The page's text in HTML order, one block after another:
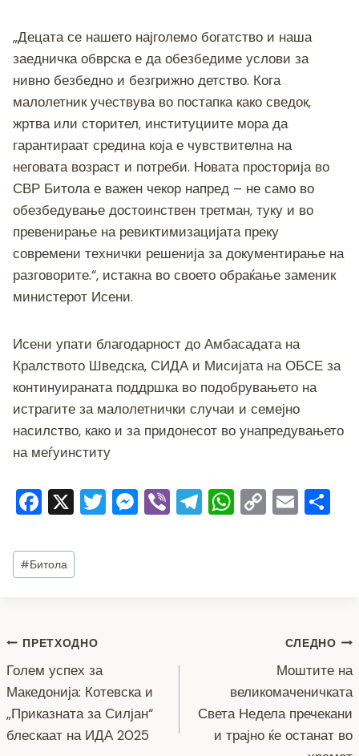
„Децата се нашето најголемо богатство и наша
заедничка обврска е да обезбедиме услови за
нивно безбедно и безгрижно детство. Кога
малолетник учествува во постапка како сведок,
жртва или сторител, институциите мора да
гарантираат средина која е чувствителна на
неговата возраст и потреби. Новата просторија во
СВР Битола е важен чекор напред – не само во
обезбедување достоинствен третман, туку и во
превенирање на ревиктимизацијата преку
современи технички решенија за документирање на
разговорите.“, истакна во своето обраќање заменик
министерот Исени.
Исени упати благодарност до Амбасадата на
Кралството Шведска, СИДА и Мисијата на ОБСЕ за
континуираната поддршка во подобрувањето на
истрагите за малолетнички случаи и семејно
насилство, како и за придонесот во унапредувањето
на меѓуинститу
F
c
e
o
o
k
X T M Vi T W C
k
E
Post
Tags:
#Битола
Навигација
на
напис
ПРЕТХОДНО
Голем успех за
Македонија: Котевска и
„Приказната за Силјан“
блескаат на ИДА 2025
СЛЕДНО
Моштите на
великомаченичката
Света Недела пречекани
и трајно ќе останат во